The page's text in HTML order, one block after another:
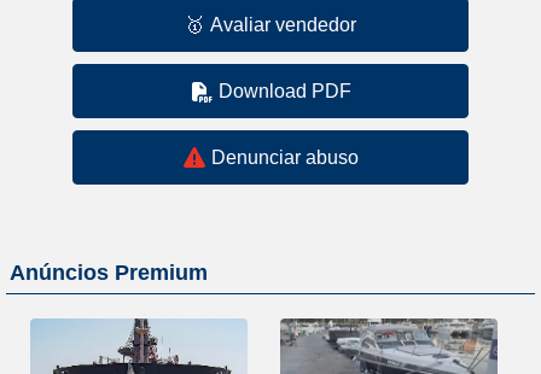
🥇 Avaliar vendedor
Download PDF
Denunciar abuso
Anúncios Premium